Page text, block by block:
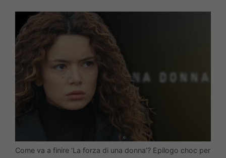
Come va a finire ‘La forza di una donna’? Epilogo choc per